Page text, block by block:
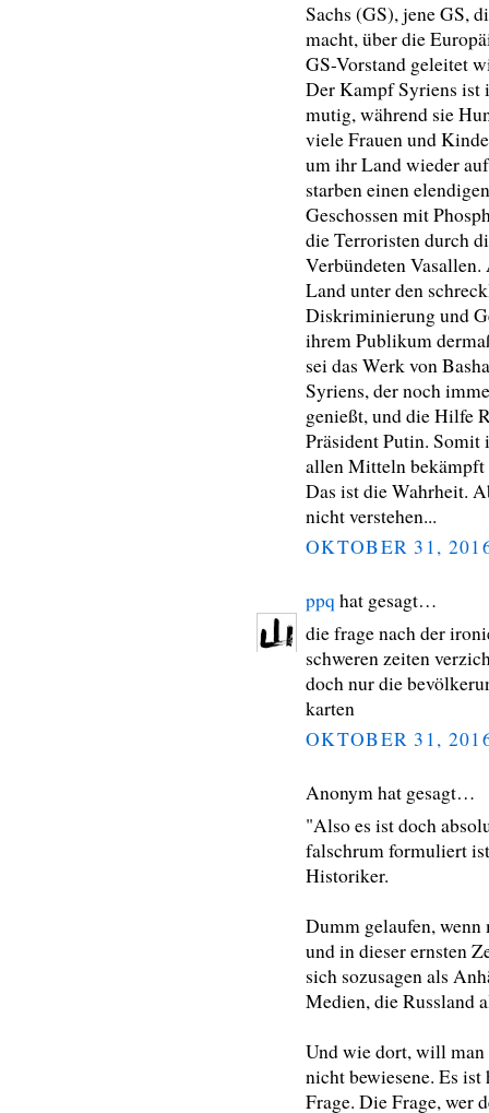
Sachs (GS), jene GS,
macht, über die
GS-Vorstand geleitet
Der Kampf Syriens ist
mutig, während sie
viele Frauen und
um ihr Land wieder
starben einen
Geschossen mit
die Terroristen durch
Verbündeten
Land unter den
Diskriminierung und
ihrem Publikum
sei das Werk von
Syriens, der noch
genießt, und die Hilfe
Präsident Putin.
allen Mitteln bekämpft
Das ist die Wahrheit.
nicht verstehen...
OKTOBER 31,
ppq hat gesagt…
die frage nach der
schweren zeiten
doch nur die
karten
OKTOBER 31,
Anonym hat gesagt…
"Also es ist doch
falschrum formuliert
Historiker.
Dumm gelaufen,
und in dieser ernsten
sich sozusagen als
Medien, die Russland
Und wie dort, will man
nicht bewiesene. Es
Frage. Die Frage, wer